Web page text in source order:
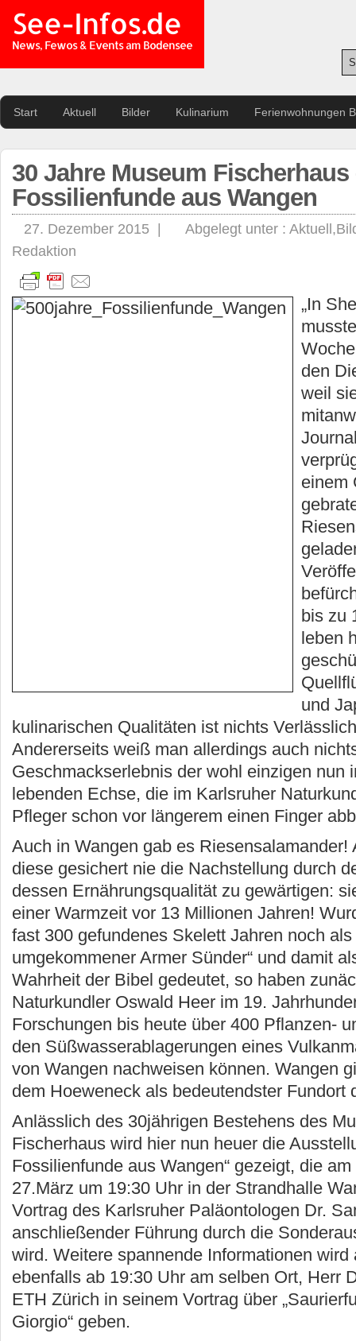
See-Infos.de
News, Fewos & Events am Bodensee
Start Aktuell Bilder Kulinarium Ferienwohnungen
30 Jahre Museum Fischerhaus
Fossilienfunde aus Wangen
27. Dezember 2015 | Abgelegt unter : Aktuell ,
Redaktion
„In
den
weil
einem
bis zu
leben
und
kulinarischen Qualitäten ist nichts
Andererseits weiß man allerdings auch
Geschmackserlebnis der wohl einzigen nun
lebenden Echse, die im Karlsruher
Pfleger schon vor längerem einen Finger
Auch in Wangen gab es Riesensalamander!
diese gesichert nie die Nachstellung durch
dessen Ernährungsqualität zu gewärtigen:
einer Warmzeit vor 13 Millionen Jahren!
fast 300 gefundenes Skelett Jahren noch als
umgekommener Armer Sünder“ und damit
Wahrheit der Bibel gedeutet, so haben
Naturkundler Oswald Heer im 19.
Forschungen bis heute über 400 Pflanzen-
den Süßwasserablagerungen eines
von Wangen nachweisen können. Wangen
dem Hoeweneck als bedeutendster Fundort
Anlässlich des 30jährigen Bestehens des
Fischerhaus wird hier nun heuer die
Fossilienfunde aus Wangen“ gezeigt, die
27.März um 19:30 Uhr in der Strandhalle
Vortrag des Karlsruher Paläontologen Dr.
anschließender Führung durch die
wird. Weitere spannende Informationen wird
ebenfalls ab 19:30 Uhr am selben Ort, Herr
ETH Zürich in seinem Vortrag über
Giorgio“ geben.